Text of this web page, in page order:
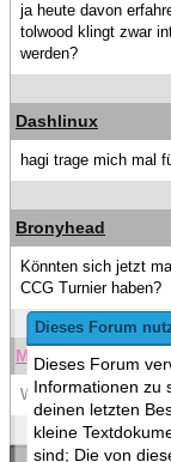
Dieses Forum
Dieses Forum
Informationen zu
deinen letzten
kleine
sind; Die von
ja heute davon
tolwood klingt zwar
werden?
Dashlinux
hagi trage mich mal
Bronyhead
Könnten sich jetzt
CCG Turnier haben?
MaSc
Wir beide stehen ja